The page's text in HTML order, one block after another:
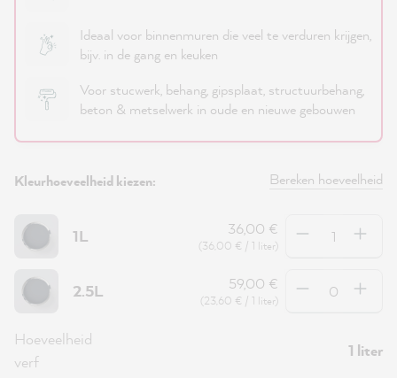
Ideaal voor binnenmuren die veel te verduren krijgen,
bijv. in de gang en keuken
Voor stucwerk, behang, gipsplaat, structuurbehang,
beton & metselwerk in oude en nieuwe gebouwen
Kleurhoeveelheid kiezen: Bereken hoeveelheid
1L 36,00 €
(36,00 € / 1 liter)
Hoeveelheid
2.5L 59,00 €
(23,60 € / 1 liter)
Hoeveelheid
Hoeveelheid
verf
1 liter